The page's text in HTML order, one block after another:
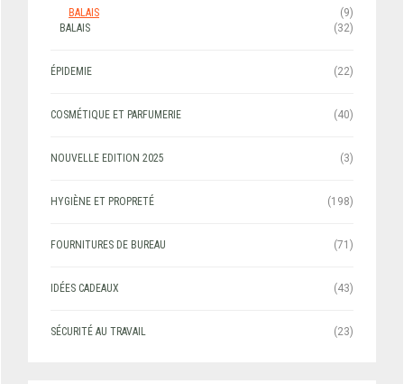
BALAIS
(9)
BALAIS
(32)
ÉPIDEMIE (22)
COSMÉTIQUE ET PARFUMERIE (40)
NOUVELLE EDITION 2025 (3)
HYGIÈNE ET PROPRETÉ (198)
FOURNITURES DE BUREAU (71)
IDÉES CADEAUX (43)
SÉCURITÉ AU TRAVAIL (23)